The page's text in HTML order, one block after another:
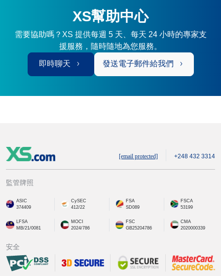
XS幫助中心
需要協助嗎？XS 提供每週 5 天、每天 24 小時的專家支
援服務，隨時隨地為您服務。
即時聊天 發送電子郵件給我們
[email protected] +248 432 3314
監管牌照
ASIC
374409
CySEC
412/22
FSA
SD089
FSCA
53199
LFSA
MB/21/0081
MOCI
2024/786
FSC
GB25204786
CMA
2020000339
安全